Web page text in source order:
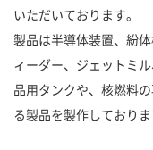
いただいております。
製品は半導体装置、紛
ィーダー、ジェットミ
品用タンクや、核燃料
る製品を製作しておりま